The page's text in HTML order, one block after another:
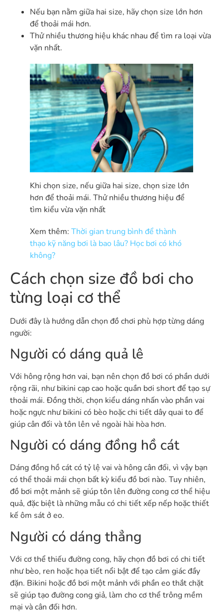
Nếu bạn nằm giữa hai size, hãy chọn size lớn hơn
để thoải mái hơn.
Thử nhiều thương hiệu khác nhau để tìm ra loại vừa
vặn nhất.
Khi chọn size, nếu giữa hai size, chọn size lớn
hơn để thoải mái. Thử nhiều thương hiệu để
tìm kiểu vừa vặn nhất
Xem thêm: Thời gian trung bình để thành
thạo kỹ năng bơi là bao lâu? Học bơi có khó
không?
Cách chọn size đồ bơi cho
từng loại cơ thể
Dưới đây là hướng dẫn chọn đồ chơi phù hợp từng dáng
người:
Người có dáng quả lê
Với hông rộng hơn vai, bạn nên chọn đồ bơi có phần dưới
rộng rãi, như bikini cạp cao hoặc quần bơi short để tạo sự
thoải mái. Đồng thời, chọn kiểu dáng nhấn vào phần vai
hoặc ngực như bikini có bèo hoặc chi tiết dây quai to để
giúp cân đối và tôn lên vẻ ngoài hài hòa hơn.
Người có dáng đồng hồ cát
Dáng đồng hồ cát có tỷ lệ vai và hông cân đối, vì vậy bạn
có thể thoải mái chọn bất kỳ kiểu đồ bơi nào. Tuy nhiên,
đồ bơi một mảnh sẽ giúp tôn lên đường cong cơ thể hiệu
quả, đặc biệt là những mẫu có chi tiết xếp nếp hoặc thiết
kế ôm sát ở eo.
Người có dáng thẳng
Với cơ thể thiếu đường cong, hãy chọn đồ bơi có chi tiết
như bèo, ren hoặc họa tiết nổi bật để tạo cảm giác đầy
đặn. Bikini hoặc đồ bơi một mảnh với phần eo thắt chặt
sẽ giúp tạo đường cong giả, làm cho cơ thể trông mềm
mại và cân đối hơn.